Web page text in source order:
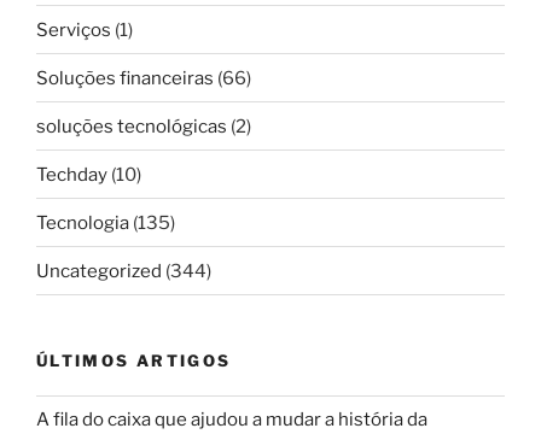
Serviços (1)
Soluções financeiras (66)
soluções tecnológicas (2)
Techday (10)
Tecnologia (135)
Uncategorized (344)
ÚLTIMOS ARTIGOS
A fila do caixa que ajudou a mudar a história da